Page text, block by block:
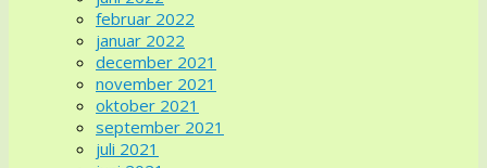
februar 2022
januar 2022
december 2021
november 2021
oktober 2021
september 2021
juli 2021